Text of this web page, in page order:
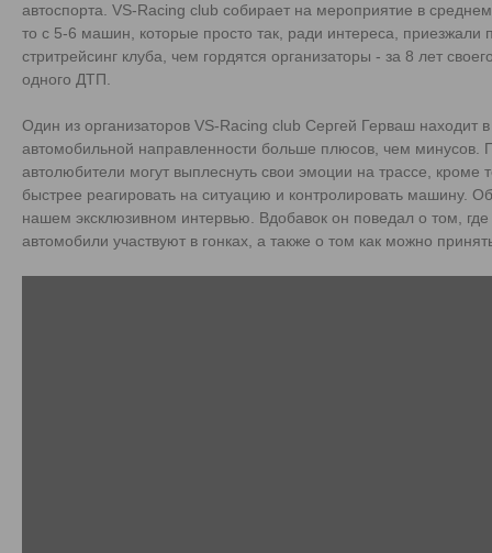
автоспорта. VS-Racing club собирает на мероприятие в
то с 5-6 машин, которые просто так, ради интереса, приезжали
стритрейсинг клуба, чем гордятся организаторы - за 8 лет
одного ДТП.
Один из организаторов VS-Racing club Сергей Герваш находит
автомобильной направленности больше плюсов, чем минусов.
автолюбители могут выплеснуть свои эмоции на трассе, кроме
быстрее реагировать на ситуацию и контролировать машину.
нашем эксклюзивном интервью. Вдобавок он поведал о том,
автомобили участвуют в гонках, а также о том как можно